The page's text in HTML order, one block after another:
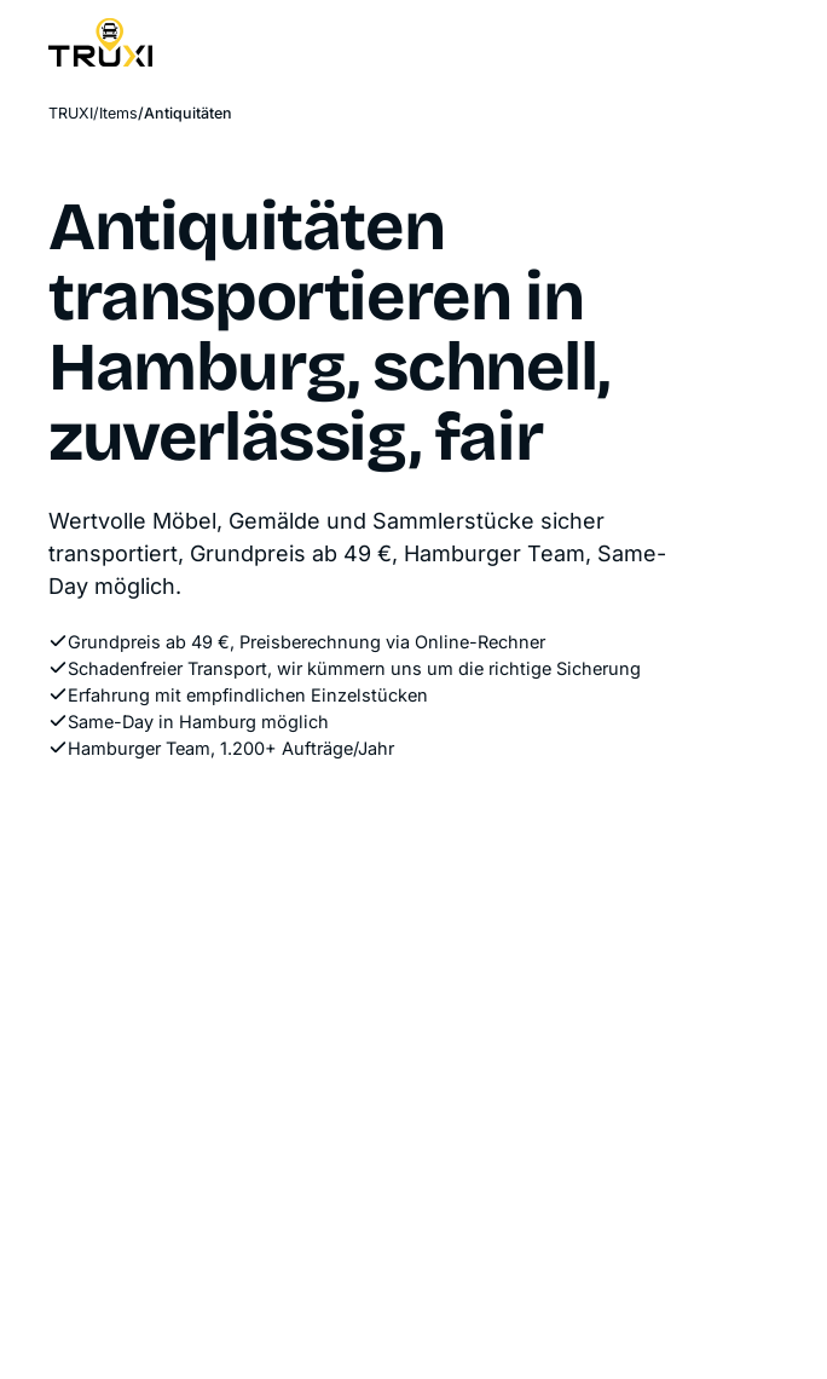
TRUXI Items Antiquitäten
Antiquitäten
transportieren in
Hamburg, schnell,
zuverlässig, fair
Wertvolle Möbel, Gemälde und Sammlerstücke sicher
transportiert, Grundpreis ab 49 €, Hamburger Team, Same-
Day möglich.
Grundpreis ab 49 €, Preisberechnung via Online-Rechner
Schadenfreier Transport, wir kümmern uns um die richtige Sicherung
Erfahrung mit empfindlichen Einzelstücken
Same-Day in Hamburg möglich
Hamburger Team, 1.200+ Aufträge/Jahr